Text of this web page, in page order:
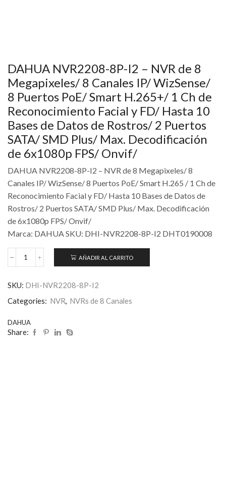
DAHUA NVR2208-8P-I2 – NVR de 8
Megapixeles/ 8 Canales IP/ WizSense/
8 Puertos PoE/ Smart H.265+/ 1 Ch de
Reconocimiento Facial y FD/ Hasta 10
Bases de Datos de Rostros/ 2 Puertos
SATA/ SMD Plus/ Max. Decodificación
de 6x1080p FPS/ Onvif/
DAHUA NVR2208-8P-I2 – NVR de 8 Megapixeles/ 8
Canales IP/ WizSense/ 8 Puertos PoE/ Smart H.265 / 1 Ch de
Reconocimiento Facial y FD/ Hasta 10 Bases de Datos de
Rostros/ 2 Puertos SATA/ SMD Plus/ Max. Decodificación
de 6x1080p FPS/ Onvif/
Marca: DAHUA SKU: DHI-NVR2208-8P-I2 DHT0190008
AÑADIR AL CARRITO
SKU: DHI-NVR2208-8P-I2
Categories: NVR, NVRs de 8 Canales
DAHUA
Share: